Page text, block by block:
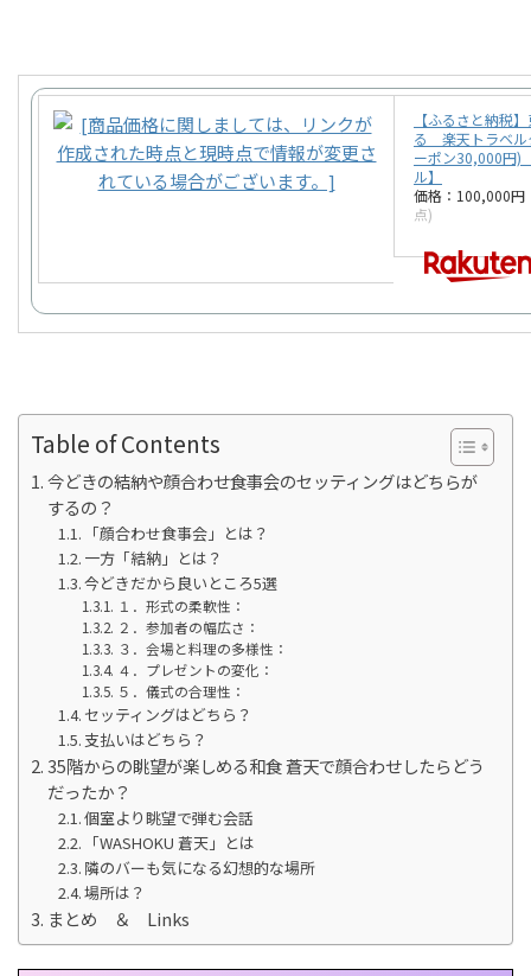
【ふるさと納税
る 楽天トラベ
ーポン30,000円)
ル】
価格：100,000円
点)
Table of Contents
今どきの結納や顔合わせ食事会のセッティングはどちらが
するの？
「顔合わせ食事会」とは？
一方「結納」とは？
今どきだから良いところ5選
１．形式の柔軟性：
２．参加者の幅広さ：
３．会場と料理の多様性：
４．プレゼントの変化：
５．儀式の合理性：
セッティングはどちら？
支払いはどちら？
35階からの眺望が楽しめる和食 蒼天で顔合わせしたらどう
だったか？
個室より眺望で弾む会話
「WASHOKU 蒼天」とは
隣のバーも気になる幻想的な場所
場所は？
まとめ ＆ Links